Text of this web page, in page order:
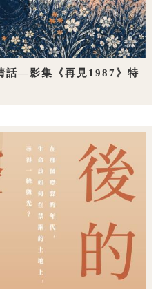
話—影集《再見1987》特